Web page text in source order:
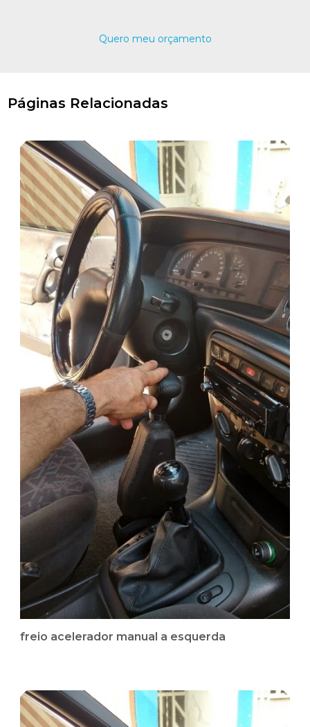
Quero meu orçamento
Páginas Relacionadas
freio acelerador manual a esquerda